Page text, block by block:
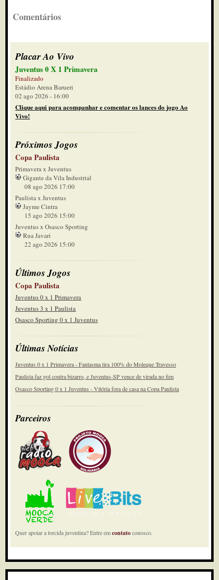
Comentários
Placar Ao Vivo
Juventus 0 X 1 Primavera
Finalizado
Estádio Arena Barueri
02 ago 2026 - 16:00
Clique aqui para acompanhar e comentar os lances do jogo Ao
Vivo!
Próximos Jogos
Copa Paulista
Primavera x Juventus
Gigante da Vila Industrial
08 ago 2026 17:00
Paulista x Juventus
Jayme Cintra
15 ago 2026 15:00
Juventus x Osasco Sporting
Rua Javari
22 ago 2026 15:00
Últimos Jogos
Copa Paulista
Juventus 0 x 1 Primavera
Juventus 3 x 1 Paulista
Osasco Sporting 0 x 1 Juventus
Últimas Notícias
Juventus 0 x 1 Primavera - Fantasma tira 100% do Moleque Travesso
Paulista faz gol contra bizarro, e Juventus-SP vence de virada no fim
Osasco Sporting 0 x 1 Juventus - Vitória fora de casa na Copa Paulista
Parceiros
Quer apoiar a torcida juventina? Entre emcontatoconosco.